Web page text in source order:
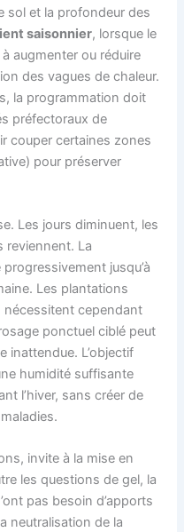
sol et la profondeur des
saisonnier, lorsque le
augmenter ou réduire
des vagues de chaleur.
la programmation doit
préfectoraux de
couper certaines zones
pour préserver
Les jours diminuent, les
reviennent. La
jusqu’à
Les plantations
nécessitent cependant
ponctuel ciblé peut
inattendue. L’objectif
humidité suffisante
l’hiver, sans créer de
invite à la mise en
les questions de gel, la
pas besoin d’apports
neutralisation de la